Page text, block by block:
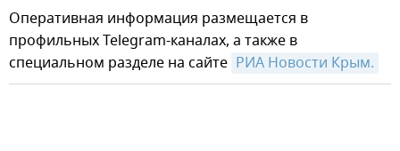
Оперативная информация размещается в
профильных Telegram-каналах, а также в
специальном разделе на сайте РИА Новости Крым.